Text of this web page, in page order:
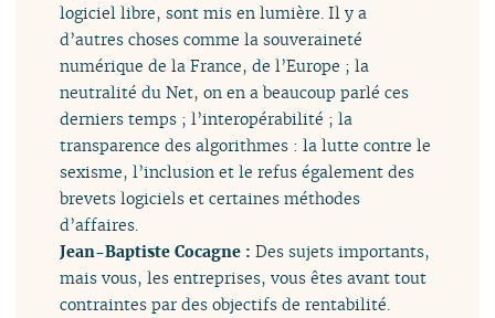
logiciel libre, sont mis en lumière. Il y a
d’autres choses comme la souveraineté
numérique de la France, de l’Europe ; la
neutralité du Net, on en a beaucoup parlé ces
derniers temps ; l’interopérabilité ; la
transparence des algorithmes : la lutte contre le
sexisme, l’inclusion et le refus également des
brevets logiciels et certaines méthodes
d’affaires.
Jean-Baptiste Cocagne :Des sujets importants,
mais vous, les entreprises, vous êtes avant tout
contraintes par des objectifs de rentabilité.